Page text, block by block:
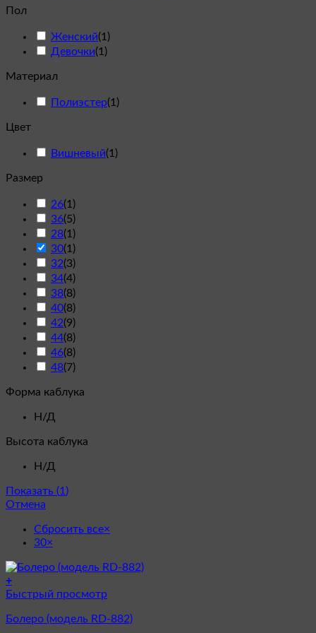
Пол
Женский(1 )
Девочки(1 )
Материал
Полиэстер(1 )
Цвет
Вишневый(1 )
Размер
26(1 )
36(5)
28(1 )
30(1 )
32(3)
34(4)
38(8)
40(8)
42(9)
44(8)
46(8)
48(7)
Форма каблука
Н/Д
Высота каблука
Н/Д
Показать (1 )
Отмена
Сбросить все×
30×
+
Этот
имеет
Быстрый просмотр
Болеро (модель RD-882)